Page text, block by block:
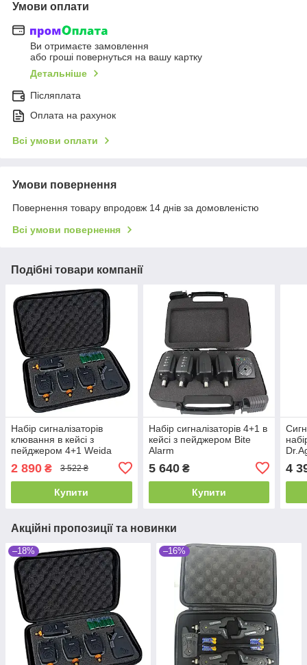
Умови оплати
Ви отримаєте замовлення
або гроші повернуться на вашу картку
Детальніше
Післяплата
Оплата на рахунок
Всі умови оплати
Умови повернення
Повернення товару впродовж 14 днів за домовленістю
Всі умови повернення
Подібні товари компанії
Набір сигналізаторів
клювання в кейсі з
пейджером 4+1 Weida
2 890 ₴ 3 522 ₴
Купити
Набір сигналізаторів 4+1 в
кейсі з пейджером Bite
Alarm
5 640₴
Купити
4
Акційні пропозиції та новинки
–18% –16%